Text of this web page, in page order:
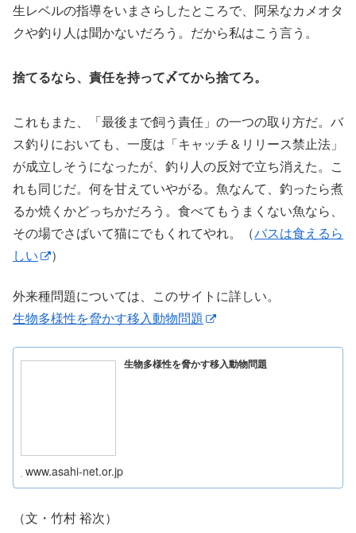
生レベルの指導をいまさらしたところで、阿呆なカメオタ
クや釣り人は聞かないだろう。だから私はこう言う。
捨てるなら、責任を持って〆てから捨てろ。
これもまた、「最後まで飼う責任」の一つの取り方だ。バ
ス釣りにおいても、一度は「キャッチ＆リリース禁止法」
が成立しそうになったが、釣り人の反対で立ち消えた。こ
れも同じだ。何を甘えていやがる。魚なんて、釣ったら煮
るか焼くかどっちかだろう。食べてもうまくない魚なら、
その場でさばいて猫にでもくれてやれ。（バスは食えるら
しい
）
外来種問題については、このサイトに詳しい。
生物多様性を脅かす移入動物問題
生物多様性を脅かす移入動物問題
www.asahi-net.or.jp
（文・竹村 裕次）